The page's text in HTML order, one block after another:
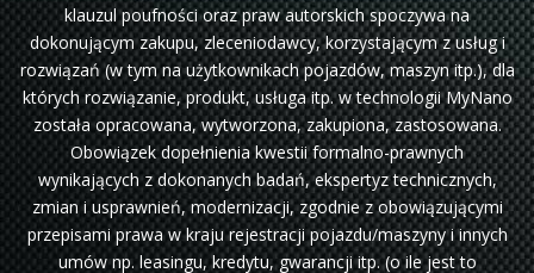
klauzul poufności oraz praw autorskich spoczywa na
dokonującym zakupu, zleceniodawcy, korzystającym z usług i
rozwiązań (w tym na użytkownikach pojazdów, maszyn itp.), dla
których rozwiązanie, produkt, usługa itp. w technologii MyNano
została opracowana, wytworzona, zakupiona, zastosowana.
Obowiązek dopełnienia kwestii formalno-prawnych
wynikających z dokonanych badań, ekspertyz technicznych,
zmian i usprawnień, modernizacji, zgodnie z obowiązującymi
przepisami prawa w kraju rejestracji pojazdu/maszyny i innych
umów np. leasingu, kredytu, gwarancji itp. (o ile jest to